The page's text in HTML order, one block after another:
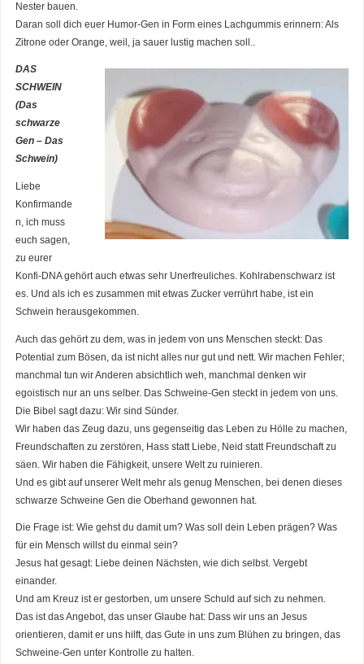
Nester bauen.
Daran soll dich euer Humor-Gen in Form eines Lachgummis erinnern: Als
Zitrone oder Orange, weil, ja sauer lustig machen soll..
DAS
SCHWEIN
(Das
schwarze
Gen – Das
Schwein)
Liebe
Konfirmande
n, ich muss
euch sagen,
zu eurer
Konfi-DNA gehört auch etwas sehr Unerfreuliches. Kohlrabenschwarz ist
es. Und als ich es zusammen mit etwas Zucker verrührt habe, ist ein
Schwein herausgekommen.
Auch das gehört zu dem, was in jedem von uns Menschen steckt: Das
Potential zum Bösen, da ist nicht alles nur gut und nett. Wir machen Fehler;
manchmal tun wir Anderen absichtlich weh, manchmal denken wir
egoistisch nur an uns selber. Das Schweine-Gen steckt in jedem von uns.
Die Bibel sagt dazu: Wir sind Sünder.
Wir haben das Zeug dazu, uns gegenseitig das Leben zu Hölle zu machen,
Freundschaften zu zerstören, Hass statt Liebe, Neid statt Freundschaft zu
säen. Wir haben die Fähigkeit, unsere Welt zu ruinieren.
Und es gibt auf unserer Welt mehr als genug Menschen, bei denen dieses
schwarze Schweine Gen die Oberhand gewonnen hat.
Die Frage ist: Wie gehst du damit um? Was soll dein Leben prägen? Was
für ein Mensch willst du einmal sein?
Jesus hat gesagt: Liebe deinen Nächsten, wie dich selbst. Vergebt
einander.
Und am Kreuz ist er gestorben, um unsere Schuld auf sich zu nehmen.
Das ist das Angebot, das unser Glaube hat: Dass wir uns an Jesus
orientieren, damit er uns hilft, das Gute in uns zum Blühen zu bringen, das
Schweine-Gen unter Kontrolle zu halten.